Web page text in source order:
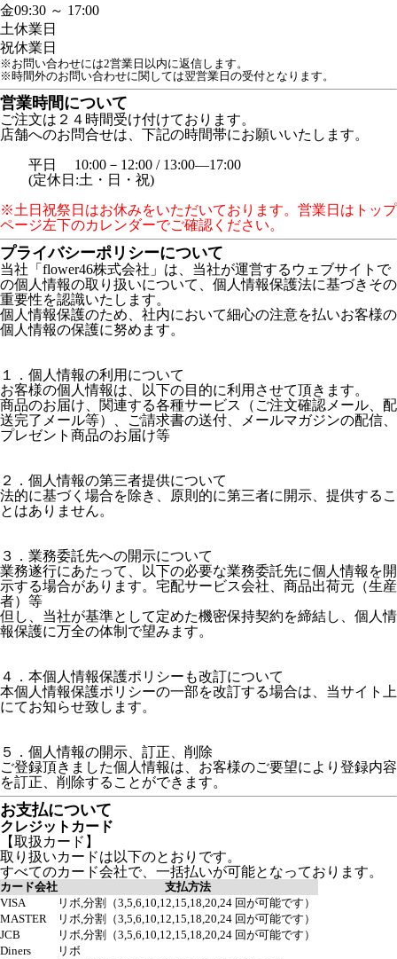
金09:30 ～ 17:00
土休業日
祝休業日
※お問い合わせには2営業日以内に返信します。
※時間外のお問い合わせに関しては翌営業日の受付となります。
営業時間について
ご注文は２４時間受け付けております。
店舗へのお問合せは、下記の時間帯にお願いいたします。
平日 10:00－12:00 / 13:00―17:00
(定休日:土・日・祝)
※土日祝祭日はお休みをいただいております。営業日はトップ
ページ左下のカレンダーでご確認ください。
プライバシーポリシーについて
当社「flower46株式会社」は、当社が運営するウェブサイトで
の個人情報の取り扱いについて、個人情報保護法に基づきその
重要性を認識いたします。
個人情報保護のため、社内において細心の注意を払いお客様の
個人情報の保護に努めます。
１．個人情報の利用について
お客様の個人情報は、以下の目的に利用させて頂きます。
商品のお届け、関連する各種サービス（ご注文確認メール、配
送完了メール等）、ご請求書の送付、メールマガジンの配信、
プレゼント商品のお届け等
２．個人情報の第三者提供について
法的に基づく場合を除き、原則的に第三者に開示、提供するこ
とはありません。
３．業務委託先への開示について
業務遂行にあたって、以下の必要な業務委託先に個人情報を開
示する場合があります。宅配サービス会社、商品出荷元（生産
者）等
但し、当社が基準として定めた機密保持契約を締結し、個人情
報保護に万全の体制で望みます。
４．本個人情報保護ポリシーも改訂について
本個人情報保護ポリシーの一部を改訂する場合は、当サイト上
にてお知らせ致します。
５．個人情報の開示、訂正、削除
ご登録頂きました個人情報は、お客様のご要望により登録内容
を訂正、削除することができます。
お支払について
クレジットカード
【取扱カード】
取り扱いカードは以下のとおりです。
すべてのカード会社で、一括払いが可能となっております。
カード会社
支払方法
VISA
リボ,分割（3,5,6,10,12,15,18,20,24 回が可能です）
MASTER
リボ,分割（3,5,6,10,12,15,18,20,24 回が可能です）
JCB
リボ,分割（3,5,6,10,12,15,18,20,24 回が可能です）
Diners
リボ